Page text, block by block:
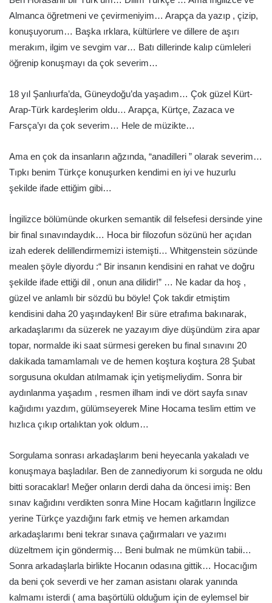
Almanca öğretmeni ve çevirmeniyim… Arapça da yazıp , çizip,
konuşuyorum… Başka ırklara, kültürlere ve dillere de aşırı
merakım, ilgim ve sevgim var… Batı dillerinde kalıp cümleleri
öğrenip konuşmayı da çok severim…
18 yıl Şanlıurfa’da, Güneydoğu’da yaşadım… Çok güzel Kürt-
Arap-Türk kardeşlerim oldu… Arapça, Kürtçe, Zazaca ve
Farsça’yı da çok severim… Hele de müzikte…
Ama en çok da insanların ağzında, “anadilleri ” olarak severim…
Tıpkı benim Türkçe konuşurken kendimi en iyi ve huzurlu
şekilde ifade ettiğim gibi…
İngilizce bölümünde okurken semantik dil felsefesi dersinde yine
bir final sınavındaydık… Hoca bir filozofun sözünü her açıdan
izah ederek delillendirmemizi istemişti… Whitgenstein sözünde
mealen şöyle diyordu :“ Bir insanın kendisini en rahat ve doğru
şekilde ifade ettiği dil , onun ana dilidir!” … Ne kadar da hoş ,
güzel ve anlamlı bir sözdü bu böyle! Çok takdir etmiştim
kendisini daha 20 yaşındayken! Bir süre etrafıma bakınarak,
arkadaşlarımı da süzerek ne yazayım diye düşündüm zira apar
topar, normalde iki saat sürmesi gereken bu final sınavını 20
dakikada tamamlamalı ve de hemen koştura koştura 28 Şubat
sorgusuna okuldan atılmamak için yetişmeliydim. Sonra bir
aydınlanma yaşadım , resmen ilham indi ve dört sayfa sınav
kağıdımı yazdım, gülümseyerek Mine Hocama teslim ettim ve
hızlıca çıkıp ortalıktan yok oldum…
Sorgulama sonrası arkadaşlarım beni heyecanla yakaladı ve
konuşmaya başladılar. Ben de zannediyorum ki sorguda ne oldu
bitti soracaklar! Meğer onların derdi daha da öncesi imiş: Ben
sınav kağıdını verdikten sonra Mine Hocam kağıtların İngilizce
yerine Türkçe yazdığını fark etmiş ve hemen arkamdan
arkadaşlarımı beni tekrar sınava çağırmaları ve yazımı
düzeltmem için göndermiş… Beni bulmak ne mümkün tabii…
Sonra arkadaşlarla birlikte Hocanın odasına gittik… Hocacığım
da beni çok severdi ve her zaman asistanı olarak yanında
kalmamı isterdi ( ama başörtülü olduğum için de eylemsel bir